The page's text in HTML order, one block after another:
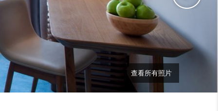
查看所有照片